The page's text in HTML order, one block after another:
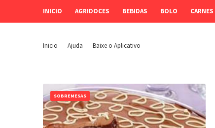
INICIO AGRIDOCES BEBIDAS BOLO CARNES
Inicio Ajuda Baixe o Aplicativo
SOBREMESAS